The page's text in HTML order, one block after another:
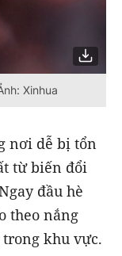
Xinhua
nơi dễ bị tổn
từ biến đổi
đầu hè
theo nắng
khu vực.